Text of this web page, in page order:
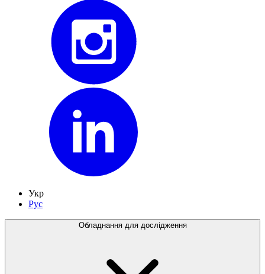
Укр
Рус
Обладнання для дослідження